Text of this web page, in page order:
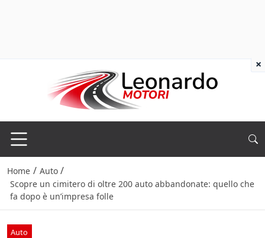
Home / Auto /
Scopre un cimitero di oltre 200 auto abbandonate: quello che
fa dopo è un’impresa folle
Auto
×